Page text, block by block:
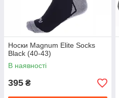
Носки Magnum Elite Socks
Black (40-43)
В наявності
395 ₴